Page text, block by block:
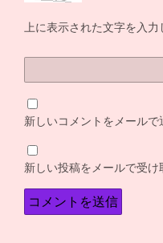
上に表示された文字を入力
新しいコメントをメールで
新しい投稿をメールで受け